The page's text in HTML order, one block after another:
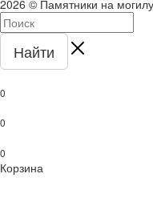
2026 © Памятники на
Найти
0
0
0
Корзина